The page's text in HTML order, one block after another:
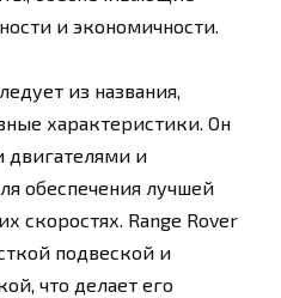
и экономичности.
из названия,
характеристики. Он
и
обеспечения лучшей
скоростях. Range Rover
подвеской и
что делает его